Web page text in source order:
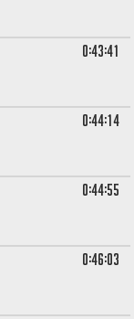
0:43:41
0:44:14
0:44:55
0:46:03